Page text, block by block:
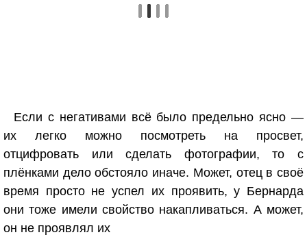
Если с негативами всё было предельно ясно —
их легко можно посмотреть на просвет,
отцифровать или сделать фотографии, то с
плёнками дело обстояло иначе. Может, отец в своё
время просто не успел их проявить, у Бернарда
они тоже имели свойство накапливаться. А может,
он не проявлял их